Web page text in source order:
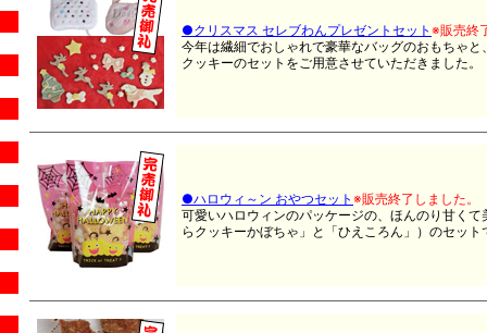
●クリスマス セレブわんプレゼントセット ※販売終
今年は繊細でおしゃれで豪華なバッグのおもちゃ
クッキーのセットをご用意させていただきました。
●ハロウィ～ン おやつセット ※販売終了しました。
可愛いハロウィンのパッケージの、ほんのり甘く
らクッキーかぼちゃ」と「ひえころん」）のセッ